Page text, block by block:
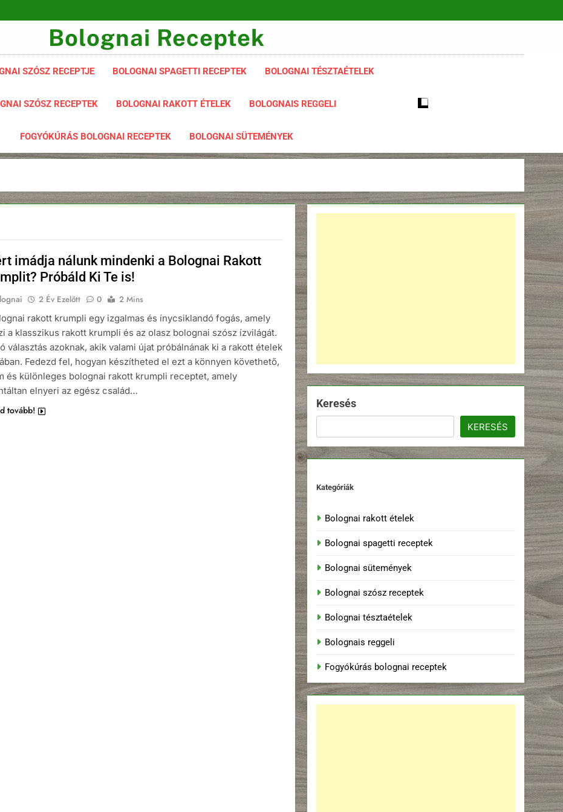
Bolognai Receptek
SZÓSZ RECEPTJE BOLOGNAI SPAGETTI RECEPTEK BOLOGNAI TÉSZTAÉTELEK
SZÓSZ RECEPTEK BOLOGNAI RAKOTT ÉTELEK BOLOGNAIS REGGELI
FOGYÓKÚRÁS BOLOGNAI RECEPTEK BOLOGNAI SÜTEMÉNYEK
imádja nálunk mindenki a Bolognai Rakott
Próbáld Ki Te is!
2 Év Ezelőtt 0
2 Mins
rakott krumpli egy izgalmas és ínycsiklandó fogás, amely
a klasszikus rakott krumpli és az olasz bolognai szósz ízvilágát.
választás azoknak, akik valami újat próbálnának ki a rakott ételek
Fedezd fel, hogyan készítheted el ezt a könnyen követhető,
és különleges bolognai rakott krumpli receptet, amely
elnyeri az egész család…
tovább!
Keresés
KERESÉS
Kategóriák
Bolognai rakott ételek
Bolognai spagetti receptek
Bolognai sütemények
Bolognai szósz receptek
Bolognai tésztaételek
Bolognais reggeli
Fogyókúrás bolognai receptek